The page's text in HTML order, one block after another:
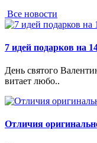
Все новости
7 идей подарков на
День святого
витает любо..
Отличия